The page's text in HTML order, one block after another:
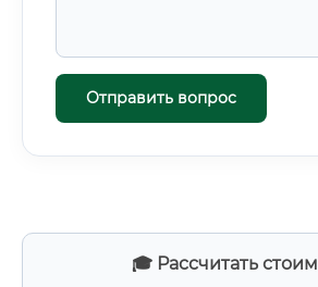
🎓 Рассчитать
Отправить вопрос